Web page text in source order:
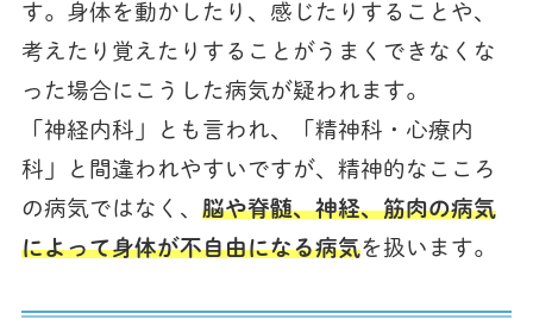
す。身体を動かしたり、感じたりすることや、
考えたり覚えたりすることがうまくできなくな
った場合にこうした病気が疑われます。
「神経内科」とも言われ、「精神科・心療内
科」と間違われやすいですが、精神的なこころ
の病気ではなく、 脳や脊髄、神経、筋肉の病気
によって身体が不自由になる病気を扱います。